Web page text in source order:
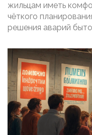
жильцам иметь
чёткого
решения аварий
управляющий и как
для понимания
многоквартирных
советы для
управляющим по